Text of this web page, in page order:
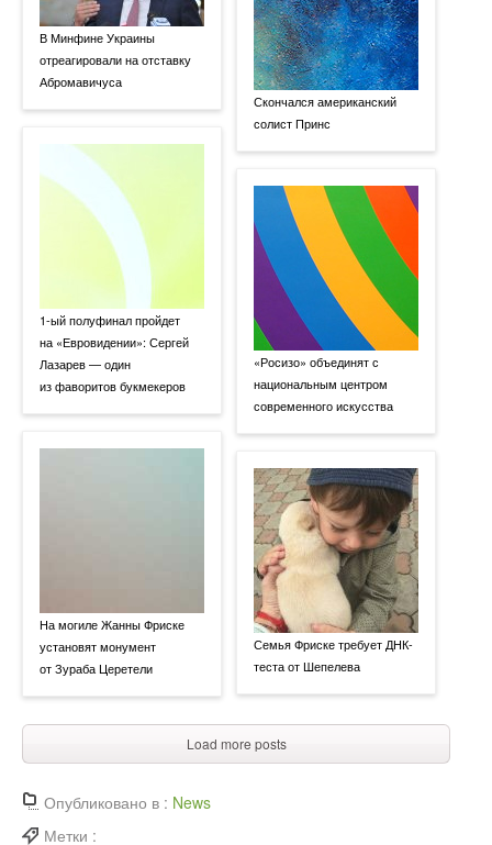
В Минфине Украины
отреагировали на отставку
Абромавичуса
1-ый полуфинал пройдет
на «Евровидении»: Сергей
Лазарев — один
из фаворитов букмекеров
На могиле Жанны Фриске
установят монумент
от Зураба Церетели
Скончался американский
солист Принс
«Росизо» объединят с
национальным центром
современного искусства
Семья Фриске требует ДНК-
теста от Шепелева
Load more posts
Опубликовано в : News
Метки :